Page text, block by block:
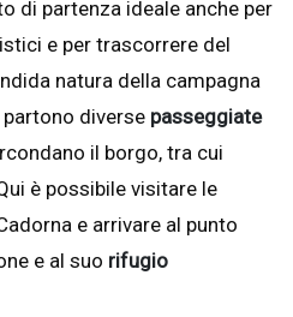
di partenza ideale anche per
e per trascorrere del
natura della campagna
diverse passeggiate
il borgo, tra cui
è possibile visitare le
e arrivare al punto
e al suo rifugio